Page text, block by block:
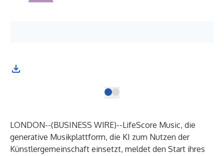
LONDON--(BUSINESS WIRE)--LifeScore Music, die
generative Musikplattform, die KI zum Nutzen der
Künstlergemeinschaft einsetzt, meldet den Start ihres